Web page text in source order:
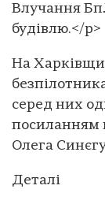
Влучання
будівлю.</p>
На
серед них
посиланням
Олега
Деталі